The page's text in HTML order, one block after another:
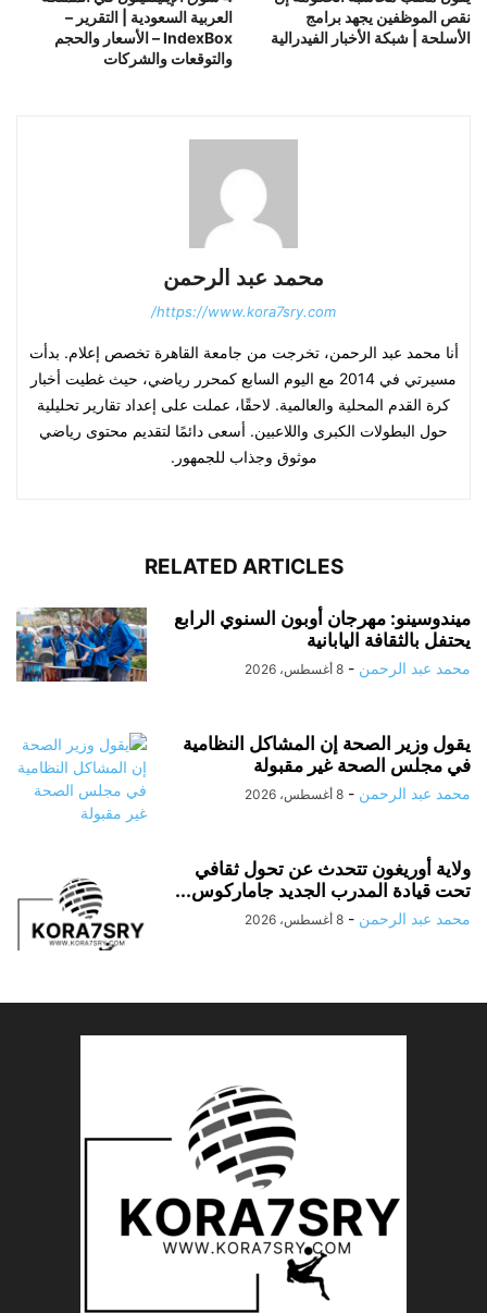
العربية السعودية | التقرير –
IndexBox – الأسعار والحجم
والتوقعات والشركات
نقص الموظفين يجهد برامج
الأسلحة | شبكة الأخبار الفيدرالية
محمد عبد الرحمن
https://www.kora7sry.com/
أنا محمد عبد الرحمن، تخرجت من جامعة القاهرة تخصص إعلام. بدأت
مسيرتي في 2014 مع اليوم السابع كمحرر رياضي، حيث غطيت أخبار
كرة القدم المحلية والعالمية. لاحقًا، عملت على إعداد تقارير تحليلية
حول البطولات الكبرى واللاعبين. أسعى دائمًا لتقديم محتوى رياضي
موثوق وجذاب للجمهور.
RELATED ARTICLES
ميندوسينو: مهرجان أوبون السنوي الرابع
يحتفل بالثقافة اليابانية
محمد عبد الرحمن - 8 أغسطس، 2026
يقول وزير الصحة إن المشاكل النظامية
في مجلس الصحة غير مقبولة
محمد عبد الرحمن - 8 أغسطس، 2026
ولاية أوريغون تتحدث عن تحول ثقافي
تحت قيادة المدرب الجديد جاماركوس...
محمد عبد الرحمن - 8 أغسطس، 2026